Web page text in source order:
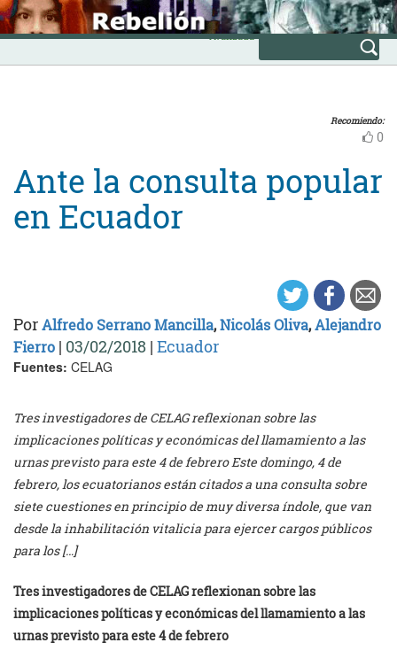
Skip
to
content
INICIO
Avanzada
Recomiendo:
0
Ante la consulta popular
en Ecuador
PorAlfredo Serrano Mancilla,Nicolás Oliva,Alejandro
Fierro | 03/02/2018 | Ecuador
Fuentes: CELAG
Tres investigadores de CELAG reflexionan sobre las
implicaciones políticas y económicas del llamamiento a las
urnas previsto para este 4 de febrero Este domingo, 4 de
febrero, los ecuatorianos están citados a una consulta sobre
siete cuestiones en principio de muy diversa índole, que van
desde la inhabilitación vitalicia para ejercer cargos públicos
para los […]
Tres investigadores de CELAG reflexionan sobre las
implicaciones políticas y económicas del llamamiento a las
urnas previsto para este 4 de febrero